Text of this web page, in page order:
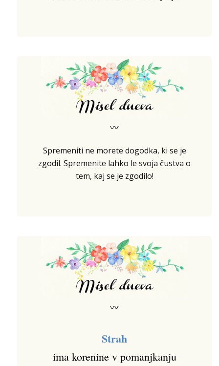
〰
Spremeniti ne morete dogodka, ki se je
zgodil. Spremenite lahko le svoja čustva o
tem, kaj se je zgodilo!
〰
Strah
ima korenine v pomanjkanju